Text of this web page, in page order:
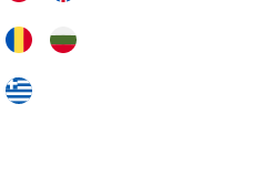
a little issue with the delivery (DPD),
pleasent and helpful, all is good
you again Klarstein. Will
again. We are now looking to